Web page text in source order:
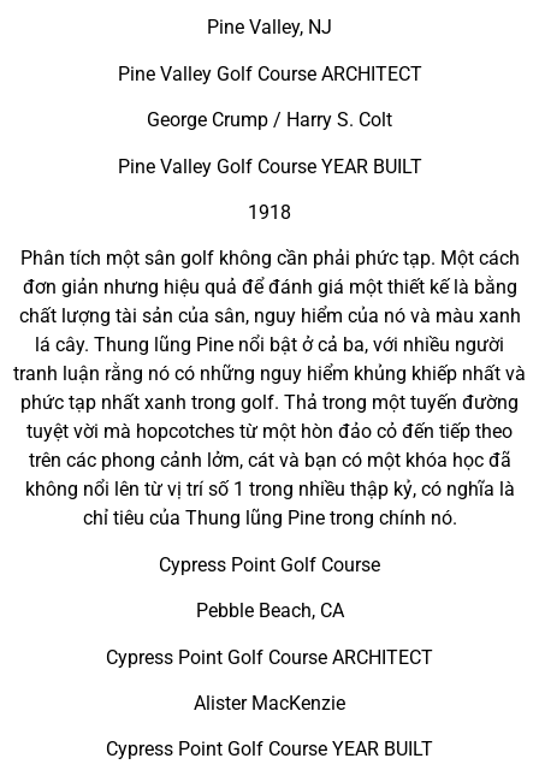
Pine Valley, NJ
Pine Valley Golf Course ARCHITECT
George Crump / Harry S. Colt
Pine Valley Golf Course YEAR BUILT
1918
Phân tích một sân golf không cần phải phức tạp. Một cách
đơn giản nhưng hiệu quả để đánh giá một thiết kế là bằng
chất lượng tài sản của sân, nguy hiểm của nó và màu xanh
lá cây. Thung lũng Pine nổi bật ở cả ba, với nhiều người
tranh luận rằng nó có những nguy hiểm khủng khiếp nhất và
phức tạp nhất xanh trong golf. Thả trong một tuyến đường
tuyệt vời mà hopcotches từ một hòn đảo cỏ đến tiếp theo
trên các phong cảnh lởm, cát và bạn có một khóa học đã
không nổi lên từ vị trí số 1 trong nhiều thập kỷ, có nghĩa là
chỉ tiêu của Thung lũng Pine trong chính nó.
Cypress Point Golf Course
Pebble Beach, CA
Cypress Point Golf Course ARCHITECT
Alister MacKenzie
Cypress Point Golf Course YEAR BUILT